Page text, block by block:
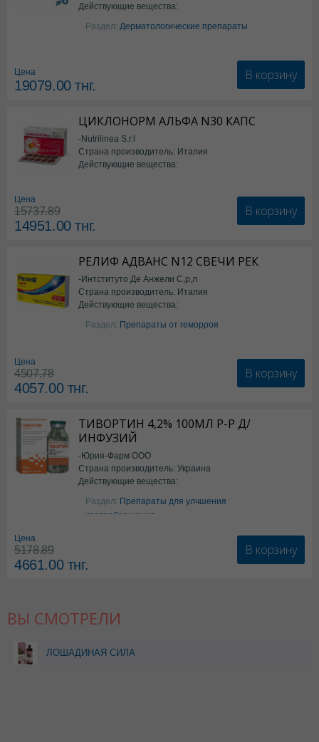
Действующие вещества:
Изотретиноин
Раздел: Дерматологические препараты
Цена
19079.00тнг.
В корзину
ЦИКЛОНОРМ АЛЬФА N30 КАПС
-Nutrilinea S.r.l
Страна производитель: Италия
Действующие вещества:
Цена
15737.89
14951.00тнг.
В корзину
РЕЛИФ АДВАНС N12 СВЕЧИ РЕК
-Интституто Де Анжели С,р,л
Страна производитель: Италия
Действующие вещества:
Бензокаин
Раздел: Препараты от геморроя
Цена
4507.78
4057.00тнг.
В корзину
ТИВОРТИН 4,2% 100МЛ Р-Р Д/
ИНФУЗИЙ
-Юрия-Фарм ООО
Страна производитель: Украина
Действующие вещества:
Аргинин
Раздел: Препараты для улчшения
кровообращения
Цена
5178.89
4661.00тнг.
В корзину
ВЫ СМОТРЕЛИ
ЛОШАДИНАЯ СИЛА